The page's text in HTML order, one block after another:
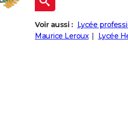
Voir aussi : Lycée
Maurice Leroux
Lycée